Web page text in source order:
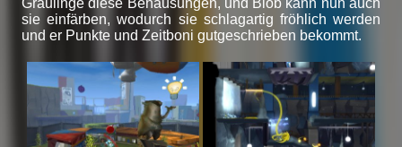
sie einfärben, wodurch sie schlagartig fröhlich werden
und er Punkte und Zeitboni gutgeschrieben bekommt.